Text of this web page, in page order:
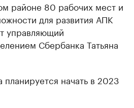
районе 80 рабочих мест и
для развития АПК
управляющий
Сбербанка Татьяна
планируется начать в 2023